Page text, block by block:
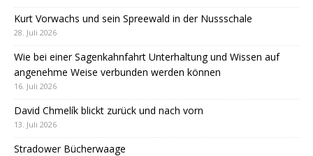
Kurt Vorwachs und sein Spreewald in der Nussschale
28. Juli 2026
Wie bei einer Sagenkahnfahrt Unterhaltung und Wissen auf
angenehme Weise verbunden werden können
16. Juli 2026
David Chmelík blickt zurück und nach vorn
13. Juli 2026
Stradower Bücherwaage